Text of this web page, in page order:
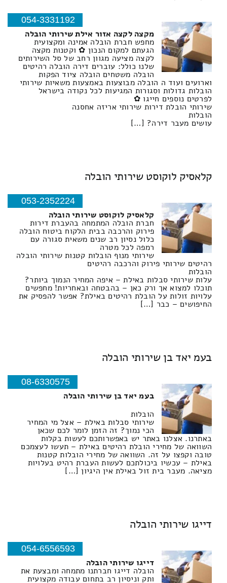
054-3331192
מקצה לקצה אזור אילת שירותי הובלה
מחפש חברת הובלה אמינה ומקצועית
הגעתם למקום הנכון ✿ וקטנות מקצה
לקצה מציעה מגוון רחב של סל השירותים
שלנו כולל: עוברים דירה הובלה רהיטים
הובלה משטחים הובלה ציוד הפקות
וארועים ועוד ה הובלה מבוצעות באמצעות משאיות שירותי
הובלות גדולות וסגורות המגיעות לכל נקודה בישראל
לפרטים נוספים חייגו ✿
שירותי הובלת דירות שירותי אריזה אחסנה
הובלות
עושים מעבר דירה? […]
קלאסיק לוקוסט שירותי הובלה
053-2352224
קלאסיק לוקוסט שירותי הובלה
חברת הובלה המתמחה בהעברת דירות
פירוק והרכבה בבית הלקוח ביטוח הובלה
כלול נסיון רב שנים משאית סגורה עם
רמפה לכל מטרה
שירותי מנוף הובלות קטנות שירותי הובלה
רהיטים שירותי פירוק והרכבה רהיטים
הובלות
עלות שירותי סבלות באילת – איפה המחיר הנמוך ביותר?
תוכלו למצוא אך ורק כאן – בהבטחה ובאחריות! מחפשים
עלויות זולות על הובלת רהיטים באילת? אפשר להפסיק את
החיפושים – כבר […]
בעמ יאד בן שירותי הובלה
08-6330575
בעמ יאד בן שירותי הובלה
הובלות
שירותי סבלות באילת – אצל מי המחיר
הכי נמוך? זה הזמן לומר לכם שכאן
באתרנו. אצלנו באתר יש באפשרותכם לעשות בקלות
השוואה של מחירי הובלת רהיטים באילת – תעשו לעצמכם
טובה וקפצו על זה. השוואה של מחירי הובלות קטנות
באילת – עכשיו ביכולתכם לעשות העברת רהיט בעלויות
מציאה. מעבר בית זול באילת אין היגיון […]
דייגו שירותי הובלה
054-6556593
דייגו שירותי הובלה
הובלה דייגו חברתנו מתמחה ומבצעת את
ותק וניסיון רב בתחום עבודה מקצועית